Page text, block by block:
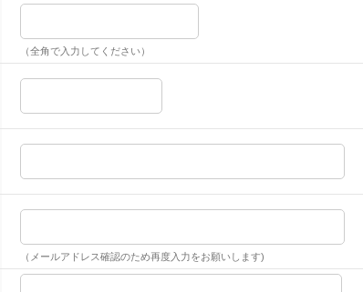
（全角で入力してください）
（メールアドレス確認のため再度入力をお願いします)